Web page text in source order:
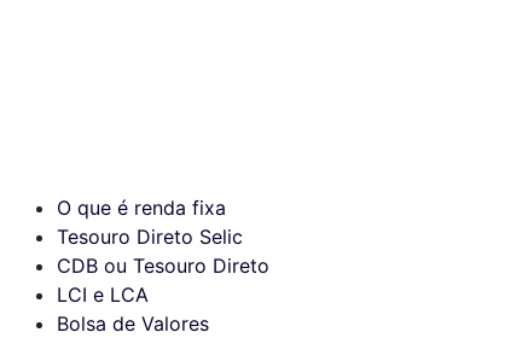
O que é renda fixa
Tesouro Direto Selic
CDB ou Tesouro Direto
LCI e LCA
Bolsa de Valores